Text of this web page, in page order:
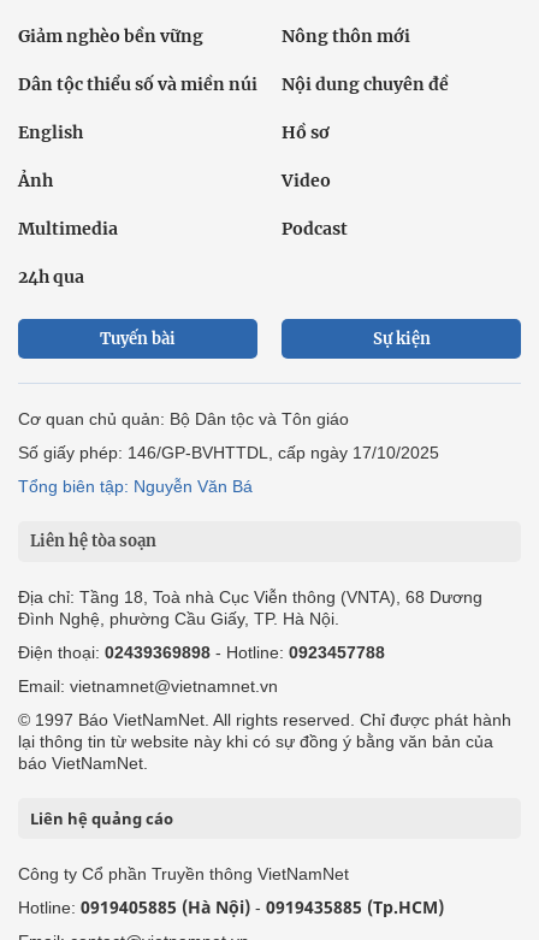
Giảm nghèo bền vững Nông thôn mới
Dân tộc thiểu số và miền núi Nội dung chuyên đề
English Hồ sơ
Ảnh Video
Multimedia Podcast
24h qua
Tuyến bài Sự kiện
Cơ quan chủ quản: Bộ Dân tộc và Tôn giáo
Số giấy phép: 146/GP-BVHTTDL, cấp ngày 17/10/2025
Tổng biên tập: Nguyễn Văn Bá
Liên hệ tòa soạn
Địa chỉ: Tầng 18, Toà nhà Cục Viễn thông (VNTA), 68 Dương
Đình Nghệ, phường Cầu Giấy, TP. Hà Nội.
Điện thoại: 02439369898 - Hotline: 0923457788
Email: vietnamnet@vietnamnet.vn
© 1997 Báo VietNamNet. All rights reserved. Chỉ được phát hành
lại thông tin từ website này khi có sự đồng ý bằng văn bản của
báo VietNamNet.
Liên hệ quảng cáo
Công ty Cổ phần Truyền thông VietNamNet
Hotline: 0919405885 (Hà Nội) - 0919435885 (Tp.HCM)